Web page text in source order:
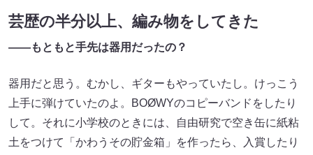
芸歴の半分以上、編み物をしてきた
――もともと手先は器用だったの？
器用だと思う。むかし、ギターもやっていたし。けっこう
上手に弾けていたのよ。BOØWYのコピーバンドをしたり
して。それに小学校のときには、自由研究で空き缶に紙粘
土をつけて「かわうその貯金箱」を作ったら、入賞したり